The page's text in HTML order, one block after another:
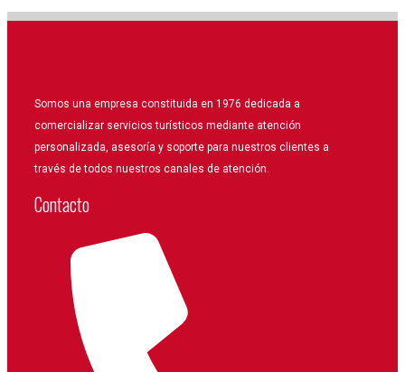
Somos una empresa constituida en 1976 dedicada a
comercializar servicios turísticos mediante atención
personalizada, asesoría y soporte para nuestros clientes a
través de todos nuestros canales de atención.
Contacto